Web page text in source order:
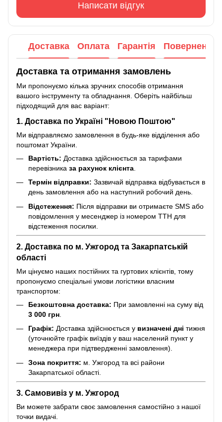
Написати відгук
Доставка Оплата Гарантія Повернення
Доставка та отримання замовлень
Ми пропонуємо кілька зручних способів отримання
вашого інструменту та обладнання. Оберіть найбільш
підходящий для вас варіант:
1. Доставка по Україні "Новою Поштою"
Ми відправляємо замовлення в будь-яке відділення або
поштомат України.
Вартість: Доставка здійснюється за тарифами
перевізника за рахунок клієнта
Термін відправки: Зазвичай відправка відбувається в
день замовлення або на наступний робочий день.
Відстеження: Після відправки ви отримаєте SMS або
повідомлення у месенджер із номером ТТН для
відстеження посилки.
2. Доставка по м. Ужгород та Закарпатській
області
Ми цінуємо наших постійних та гуртових клієнтів, тому
пропонуємо спеціальні умови логістики власним
транспортом:
Безкоштовна доставка: При замовленні на суму від
3 000 грн
Графік: Доставка здійснюється у визначені дні тижня
(уточнюйте графік виїздів у ваш населений пункт у
менеджера при підтвердженні замовлення).
Зона покриття: м. Ужгород та всі райони
Закарпатської області.
3. Самовивіз у м. Ужгород
Ви можете забрати своє замовлення самостійно з нашої
точки видачі.